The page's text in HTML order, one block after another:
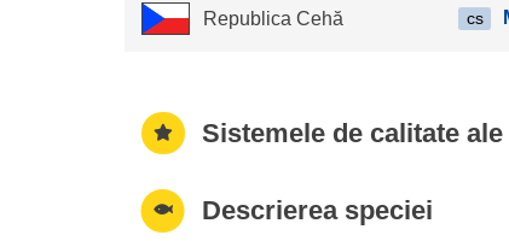
Republica Cehă cs
Sistemele de calitate
Descrierea speciei